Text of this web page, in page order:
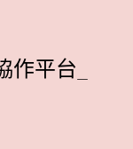
作平台_